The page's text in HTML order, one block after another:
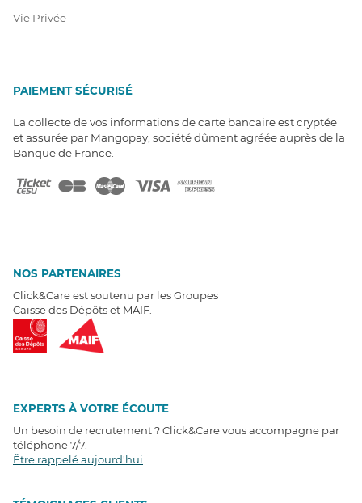
Vie Privée
PAIEMENT SÉCURISÉ
La collecte de vos informations de carte bancaire est cryptée
et assurée par Mangopay, société dûment agréée auprès de la
Banque de France.
NOS PARTENAIRES
Click&Care est soutenu par les Groupes
Caisse des Dépôts et MAIF.
EXPERTS À VOTRE ÉCOUTE
Un besoin de recrutement ? Click&Care vous accompagne par
téléphone 7/7
Être rappelé aujourd'hui